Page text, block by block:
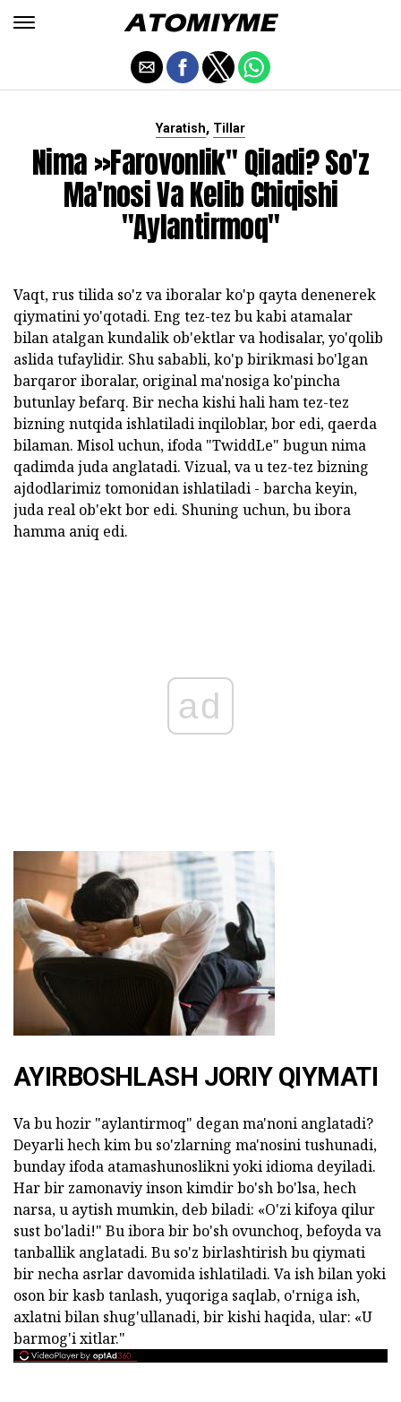
Yaratish, Tillar
Nima »farovonlik" Qiladi? So'z
Ma'nosi Va Kelib Chiqishi
"aylantirmoq"
Vaqt, rus tilida so'z va iboralar ko'p qayta denenerek
qiymatini yo'qotadi. Eng tez-tez bu kabi atamalar
bilan atalgan kundalik ob'ektlar va hodisalar, yo'qolib
aslida tufaylidir. Shu sababli, ko'p birikmasi bo'lgan
barqaror iboralar, original ma'nosiga ko'pincha
butunlay befarq. Bir necha kishi hali ham tez-tez
bizning nutqida ishlatiladi inqiloblar, bor edi, qaerda
bilaman. Misol uchun, ifoda "TwiddLe" bugun nima
qadimda juda anglatadi. Vizual, va u tez-tez bizning
ajdodlarimiz tomonidan ishlatiladi - barcha keyin,
juda real ob'ekt bor edi. Shuning uchun, bu ibora
hamma aniq edi.
ad
AYIRBOSHLASH JORIY QIYMATI
Va bu hozir "aylantirmoq" degan ma'noni anglatadi?
Deyarli hech kim bu so'zlarning ma'nosini tushunadi,
bunday ifoda atamashunoslikni yoki idioma deyiladi.
Har bir zamonaviy inson kimdir bo'sh bo'lsa, hech
narsa, u aytish mumkin, deb biladi: «O'zi kifoya qilur
sust bo'ladi!" Bu ibora bir bo'sh ovunchoq, befoyda va
tanballik anglatadi. Bu so'z birlashtirish bu qiymati
bir necha asrlar davomida ishlatiladi. Va ish bilan yoki
oson bir kasb tanlash, yuqoriga saqlab, o'rniga ish,
axlatni bilan shug'ullanadi, bir kishi haqida, ular: «U
barmog'i xitlar."